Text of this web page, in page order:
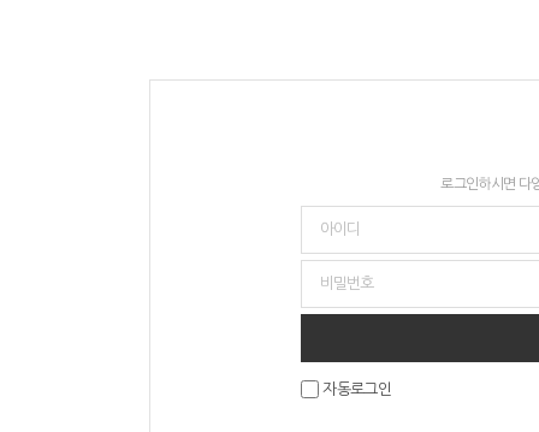
로그인하시면 다
자동로그인